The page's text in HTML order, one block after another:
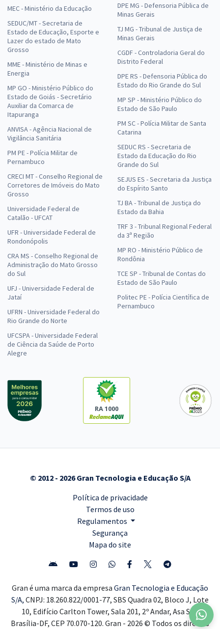
MEC - Ministério da Educação
SEDUC/MT - Secretaria de
Estado de Educação, Esporte e
Lazer do estado de Mato
Grosso
MME - Ministério de Minas e
Energia
MP GO - Ministério Público do
Estado de Goiás - Secretário
Auxiliar da Comarca de
Itapuranga
ANVISA - Agência Nacional de
Vigilância Sanitária
PM PE - Polícia Militar de
Pernambuco
CRECI MT - Conselho Regional de
Corretores de Imóveis do Mato
Grosso
Universidade Federal de
Catalão - UFCAT
UFR - Universidade Federal de
Rondonópolis
CRA MS - Conselho Regional de
Administração do Mato Grosso
do Sul
UFJ - Universidade Federal de
Jataí
UFRN - Universidade Federal do
Rio Grande do Norte
UFCSPA - Universidade Federal
de Ciência da Saúde de Porto
Alegre
DPE MG - Defensoria Pública de
Minas Gerais
TJ MG - Tribunal de Justiça de
Minas Gerais
CGDF - Controladoria Geral do
Distrito Federal
DPE RS - Defensoria Pública do
Estado do Rio Grande do Sul
MP SP - Ministério Público do
Estado de São Paulo
PM SC - Polícia Militar de Santa
Catarina
SEDUC RS - Secretaria de
Estado da Educação do Rio
Grande do Sul
SEJUS ES - Secretaria da Justiça
do Espírito Santo
TJ BA - Tribunal de Justiça do
Estado da Bahia
TRF 3 - Tribunal Regional Federal
da 3ª Região
MP RO - Ministério Público de
Rondônia
TCE SP - Tribunal de Contas do
Estado de São Paulo
Politec PE - Polícia Científica de
Pernambuco
RA 1000
© 2012 - 2026 Gran Tecnologia e Educação S/A
Política de privacidade
Termos de uso
Regulamentos
Segurança
Mapa do site
Gran é uma marca da empresa Gran Tecnologia e Educação
S/A, CNPJ: 18.260.822/0001-77, SBS Quadra 02, Bloco J, Lote
10, Edifício Carlton Tower, Sala 201, 2º Andar, Asa Sul,
Brasília-DF, CEP 70.070-120. Gran - 2026 © Todos os direitos